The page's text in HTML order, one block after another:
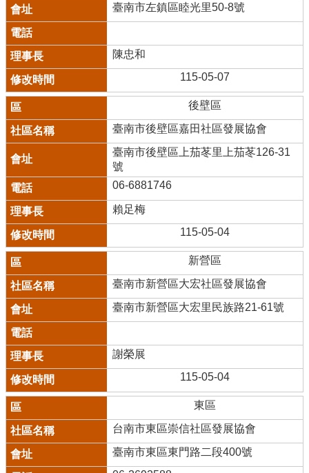
臺南市左鎮區睦光里50-8號
陳忠和
115-05-07
後壁區
臺南市後壁區嘉田社區發展協會
臺南市後壁區上茄苳里上茄苳126-31
號
06-6881746
賴足梅
115-05-04
新營區
臺南市新營區大宏社區發展協會
臺南市新營區大宏里民族路21-61號
謝榮展
115-05-04
東區
台南市東區崇信社區發展協會
臺南市東區東門路二段400號